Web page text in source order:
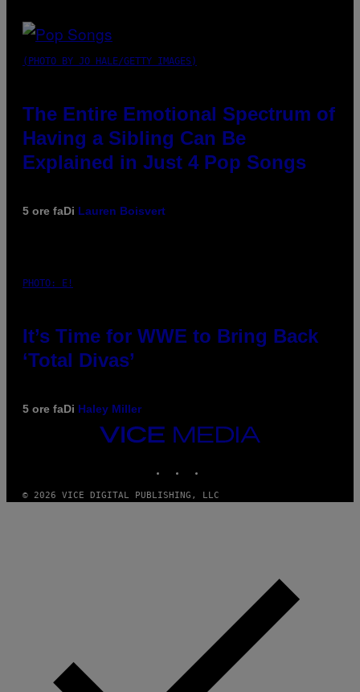
(PHOTO BY JO HALE/GETTY IMAGES)
The Entire Emotional Spectrum of
Having a Sibling Can Be
Explained in Just 4 Pop Songs
5 ore faDi Lauren Boisvert
PHOTO: E!
It’s Time for WWE to Bring Back
‘Total Divas’
5 ore faDi Haley Miller
VICE
MEDIA
© 2026 VICE DIGITAL PUBLISHING, LLC